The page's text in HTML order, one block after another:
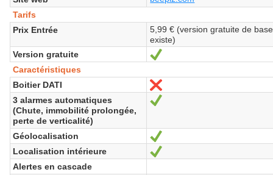
Tarifs
Prix Entrée
5,99 € (version gratuite de base
existe)
Version gratuite
Oui
Caractéristiques
Boitier DATI
Non
3 alarmes automatiques
(Chute, immobilité prolongée,
perte de verticalité)
Géolocalisation
Oui
Localisation intérieure
Alertes en cascade